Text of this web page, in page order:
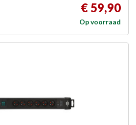
€ 59,90
Op voorraad